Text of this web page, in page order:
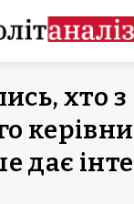
хто з
дає